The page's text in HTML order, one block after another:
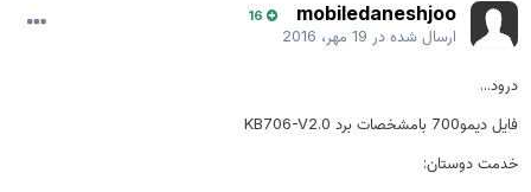
mobiledaneshjoo
16
ارسال شده در19 مهر، 2016
درود...
فایل دیمو700 بامشخصات برد KB706-V2.0
خدمت دوستان: